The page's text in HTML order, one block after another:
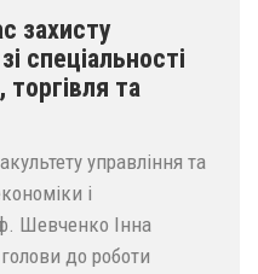
захисту
спеціальності
та
управління та
і
Шевченко Інна
до роботи